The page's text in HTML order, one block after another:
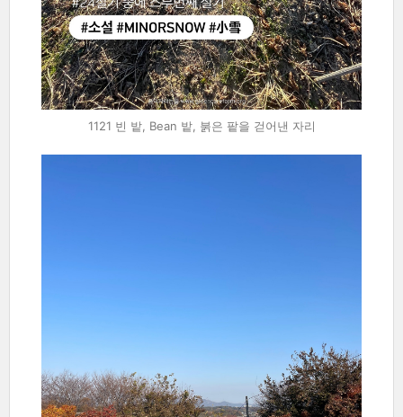
1121 빈 밭, Bean 밭, 붉은 팥을 걷어낸 자리